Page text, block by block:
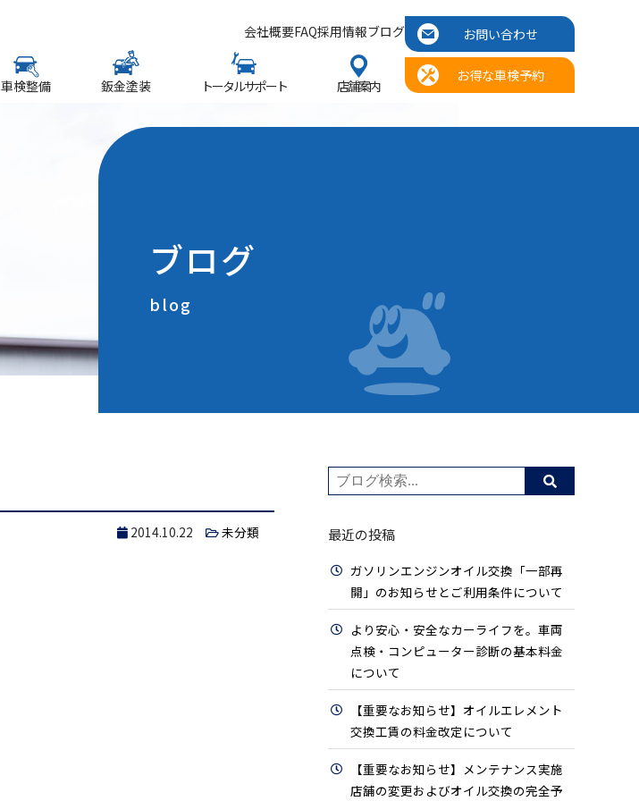
車検整備 鈑金塗装 トータルサポート 店舗案内
会社概要FAQ採用情報ブログ お問い合わせ
お得な車検予約
ブログ
blog
2014.10.22 未分類 最近の投稿
ガソリンエンジンオイル交換「一部再
開」のお知らせとご利用条件について
より安心・安全なカーライフを。車両
点検・コンピューター診断の基本料金
について
【重要なお知らせ】オイルエレメント
交換工賃の料金改定について
【重要なお知らせ】メンテナンス実施
店舗の変更およびオイル交換の完全予